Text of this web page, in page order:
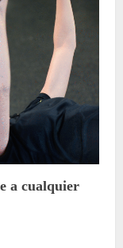
a cualquier